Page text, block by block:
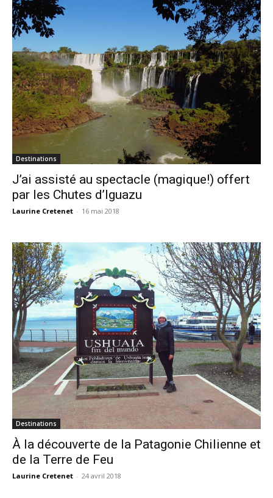
Destinations
J’ai assisté au spectacle (magique!) offert
par les Chutes d’Iguazu
Laurine Cretenet - 16 mai 2018
Destinations
À la découverte de la Patagonie Chilienne et
de la Terre de Feu
Laurine Cretenet - 24 avril 2018